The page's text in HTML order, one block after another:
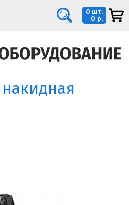
0 шт.
0 р.
накидная